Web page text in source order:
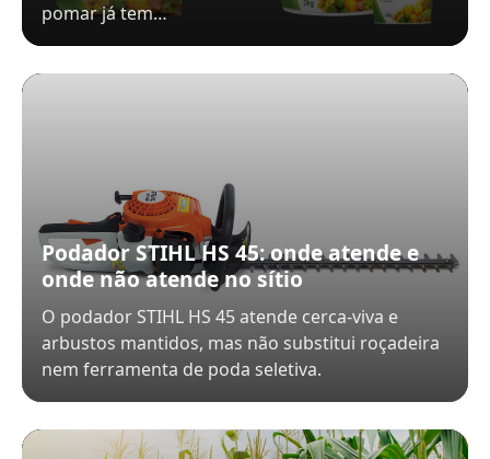
pomar já tem…
Podador STIHL HS 45: onde atende e
onde não atende no sítio
O podador STIHL HS 45 atende cerca-viva e
arbustos mantidos, mas não substitui roçadeira
nem ferramenta de poda seletiva.